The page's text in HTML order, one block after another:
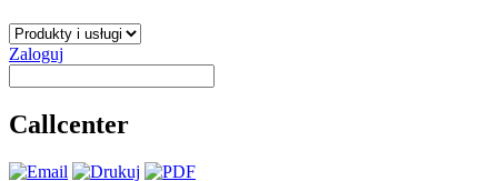
Zaloguj
Callcenter